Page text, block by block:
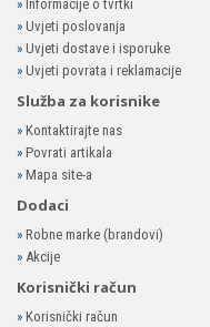
» Informacije o tvrtki
» Uvjeti poslovanja
» Uvjeti dostave i isporuke
» Uvjeti povrata i reklamacije
Služba za korisnike
» Kontaktirajte nas
» Povrati artikala
» Mapa site-a
Dodaci
» Robne marke (brandovi)
» Akcije
Korisnički račun
» Korisnički račun